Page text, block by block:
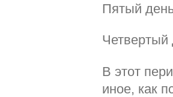
Пятый
Четвертый
В этот
иное, как